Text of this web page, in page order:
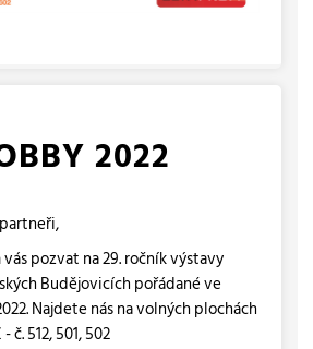
2022
pozvat na 29. ročník výstavy
Budějovicích pořádané ve
Najdete nás na volných plochách
512, 501, 502